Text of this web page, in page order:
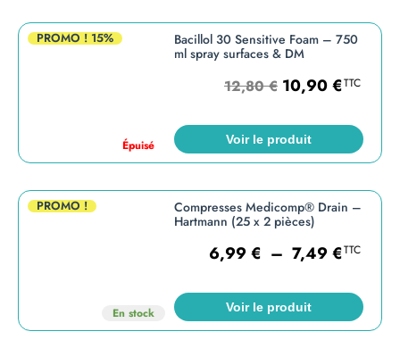
PROMO !15%
Épuisé
Bacillol 30 Sensitive Foam – 750
ml spray surfaces & DM
12,80€ 10,90€TTC
Voir le produit
PROMO !
En stock
Compresses Medicomp® Drain –
Hartmann (25 x 2 pièces)
6,99€ – 7,49€TTC
Voir le produit